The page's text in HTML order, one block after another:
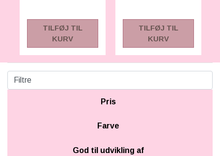
TILFØJ TIL
KURV
TILFØJ TIL
KURV
Filtre
Pris
Farve
God til udvikling af